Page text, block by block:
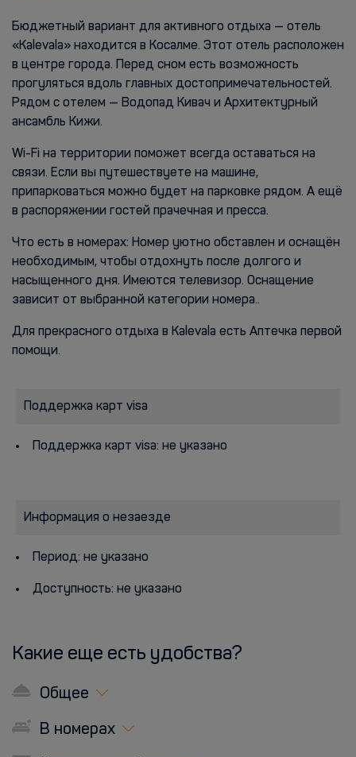
Бюджетный вариант для активного отдыха — отель
«Kalevala» находится в Косалме. Этот отель расположен
в центре города. Перед сном есть возможность
прогуляться вдоль главных достопримечательностей.
Рядом с отелем — Водопад Кивач и Архитектурный
ансамбль Кижи.
Wi-Fi на территории поможет всегда оставаться на
связи. Если вы путешествуете на машине,
припарковаться можно будет на парковке рядом. А ещё
в распоряжении гостей прачечная и пресса.
Что есть в номерах: Номер уютно обставлен и оснащён
необходимым, чтобы отдохнуть после долгого и
насыщенного дня. Имеются телевизор. Оснащение
зависит от выбранной категории номера..
Для прекрасного отдыха в Kalevala есть Аптечка первой
помощи.
Поддержка карт visa
Поддержка карт visa: не указано
Информация о незаезде
Период: не указано
Доступность: не указано
Какие еще есть удобства?
Общее
В номерах